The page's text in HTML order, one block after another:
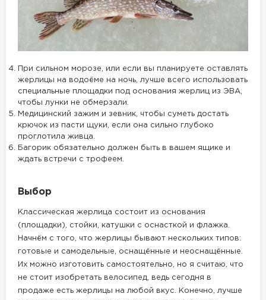
При сильном морозе, или если вы планируете оставлять
жерлицы на водоёме на ночь, лучше всего использовать
специальные площадки под основания жерлиц из ЭВА,
чтобы лунки не обмерзали.
Медицинский зажим и зевник, чтобы суметь достать
крючок из пасти щуки, если она сильно глубоко
проглотила живца.
Багорик обязательно должен быть в вашем ящике и
ждать встречи с трофеем.
Выбор
Классическая жерлица состоит из основания
(площадки), стойки, катушки с оснасткой и флажка.
Начнём с того, что жерлицы бывают нескольких типов:
готовые и самодельные, оснащённые и неоснащённые.
Их можно изготовить самостоятельно, но я считаю, что
не стоит изобретать велосипед, ведь сегодня в
продаже есть жерлицы на любой вкус. Конечно, лучше